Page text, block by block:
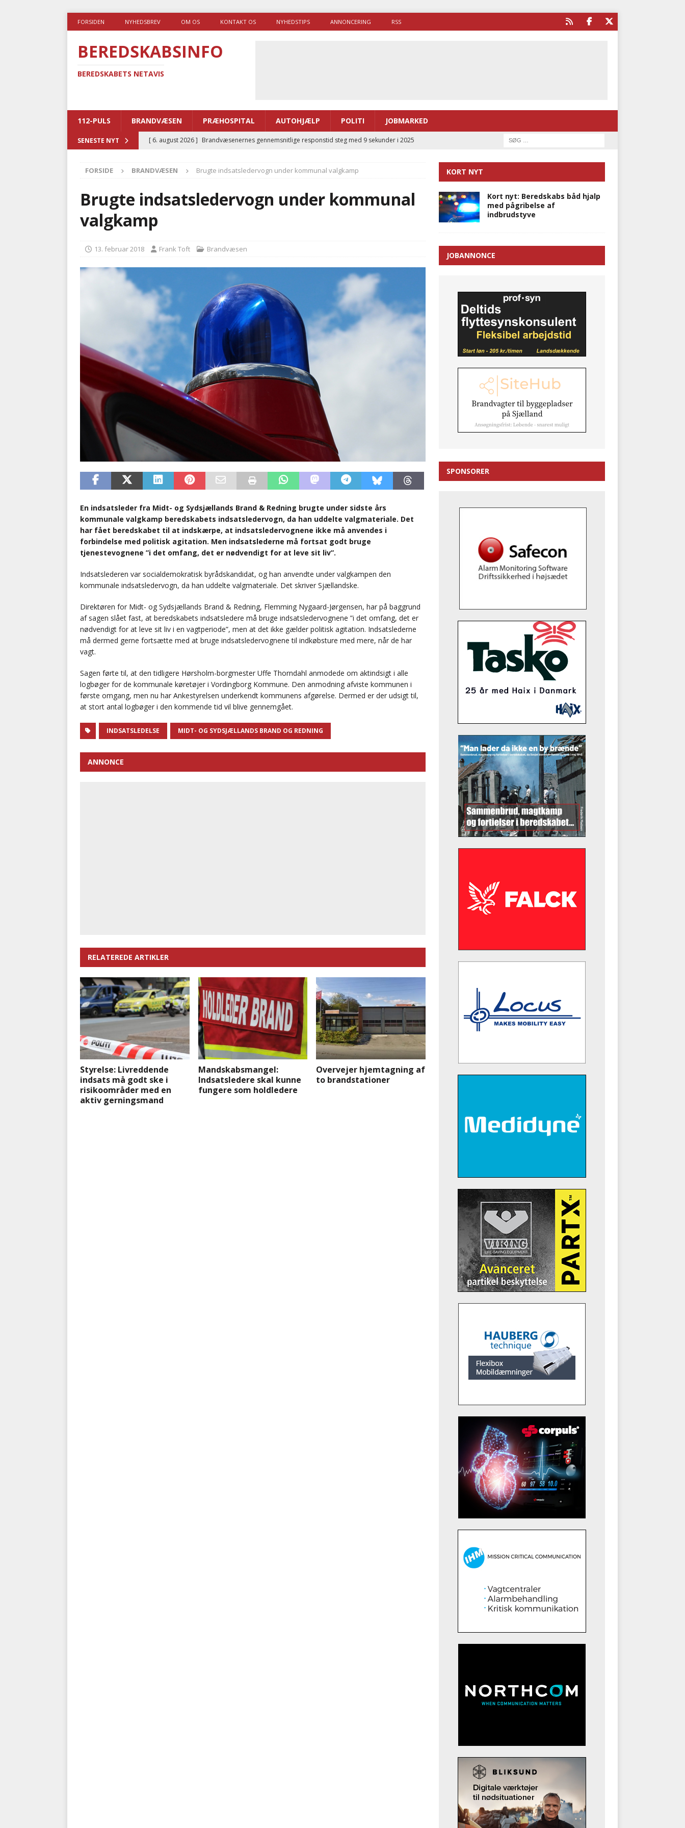
FORSIDEN NYHEDSBREV OM OS KONTAKT OS NYHEDSTIPS ANNONCERING RSS
BEREDSKABSINFO
BEREDSKABETS NETAVIS
112-PULS BRANDVÆSEN PRÆHOSPITAL AUTOHJÆLP POLITI JOBMARKED
SENESTE NYT [ 6. august 2026 ] Brandvæsenernes gennemsnitlige responstid steg med 9 sekunder i 2025
[ 5. august 2026 ] Advarer: Udløb af sygetransporttilladelser kan sende 400.000 kørsler over
i det offentlige
PRÆHOSPITAL
Ny ambulance og el-sygetransportvogn til Samsø
[ 4. august 2026 ]
BRANDVÆSEN
FORSIDE BRANDVÆSEN Brugte indsatsledervogn under kommunal valgkamp
Brugte indsatsledervogn under kommunal
valgkamp
13. februar 2018 Frank Toft Brandvæsen
En indsatsleder fra Midt- og Sydsjællands Brand & Redning brugte under sidste års
kommunale valgkamp beredskabets indsatsledervogn, da han uddelte valgmateriale. Det
har fået beredskabet til at indskærpe, at indsatsledervognene ikke må anvendes i
forbindelse med politisk agitation. Men indsatslederne må fortsat godt bruge
tjenestevognene ”i det omfang, det er nødvendigt for at leve sit liv”.
Indsatslederen var socialdemokratisk byrådskandidat, og han anvendte under valgkampen den
kommunale indsatsledervogn, da han uddelte valgmateriale. Det skriver Sjællandske.
Direktøren for Midt- og Sydsjællands Brand & Redning, Flemming Nygaard-Jørgensen, har på baggrund
af sagen slået fast, at beredskabets indsatsledere må bruge indsatsledervognene ”i det omfang, det er
nødvendigt for at leve sit liv i en vagtperiode”, men at det ikke gælder politisk agitation. Indsatslederne
må dermed gerne fortsætte med at bruge indsatsledervognene til indkøbsture med mere, når de har
vagt.
Sagen førte til, at den tidligere Hørsholm-borgmester Uffe Thorndahl anmodede om aktindsigt i alle
logbøger for de kommunale køretøjer i Vordingborg Kommune. Den anmodning afviste kommunen i
første omgang, men nu har Ankestyrelsen underkendt kommunens afgørelse. Dermed er der udsigt til,
at stort antal logbøger i den kommende tid vil blive gennemgået.
INDSATSLEDELSE MIDT- OG SYDSJÆLLANDS BRAND OG REDNING
ANNONCE
RELATEREDE ARTIKLER
Styrelse: Livreddende
indsats må godt ske i
risikoområder med en
aktiv gerningsmand
Mandskabsmangel:
Indsatsledere skal kunne
fungere som holdledere
Overvejer hjemtagning af
to brandstationer
KORT NYT
Kort nyt: Beredskabs båd hjalp
med pågribelse af
indbrudstyve
JOBANNONCE
SPONSORER